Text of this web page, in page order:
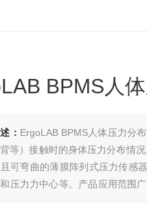
BPMS人
： ErgoLAB BPMS人体压力分
等）接触时的身体压力分布情
可弯曲的薄膜阵列式压力传感
压力力中心等。产品应用范围